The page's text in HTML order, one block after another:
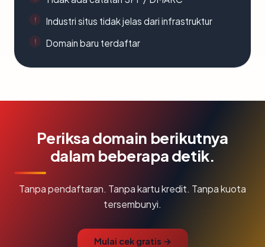
Industri situs tidak jelas dari infrastruktur
Domain baru terdaftar
Periksa domain berikutnya
dalam beberapa detik.
Tanpa pendaftaran. Tanpa kartu kredit. Tanpa kuota
tersembunyi.
Mulai cek gratis →